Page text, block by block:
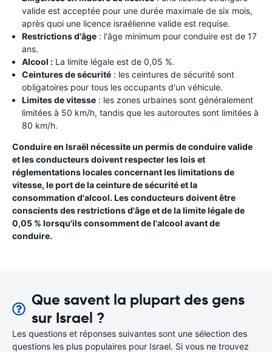
valide est acceptée pour une durée maximale de six mois,
après quoi une licence israélienne valide est requise.
Restrictions d'âge : l'âge minimum pour conduire est de 17
ans.
Alcool : La limite légale est de 0,05 %.
Ceintures de sécurité : les ceintures de sécurité sont
obligatoires pour tous les occupants d'un véhicule.
Limites de vitesse : les zones urbaines sont généralement
limitées à 50 km/h, tandis que les autoroutes sont limitées à
80 km/h.
Conduire en Israël nécessite un permis de conduire valide
et les conducteurs doivent respecter les lois et
réglementations locales concernant les limitations de
vitesse, le port de la ceinture de sécurité et la
consommation d'alcool. Les conducteurs doivent être
conscients des restrictions d'âge et de la limite légale de
0,05 % lorsqu'ils consomment de l'alcool avant de
conduire.
Que savent la plupart des gens
sur Israel ?
Les questions et réponses suivantes sont une sélection des
questions les plus populaires pour Israel. Si vous ne trouvez